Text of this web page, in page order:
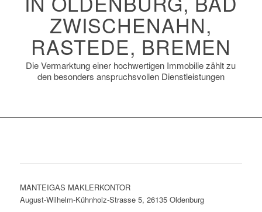
ZWISCHENAHN,
RASTEDE, BREMEN
Die Vermarktung einer hochwertigen Immobilie zählt zu
den besonders anspruchsvollen Dienstleistungen
MANTEIGAS MAKLERKONTOR
August-Wilhelm-Kühnholz-Strasse 5, 26135 Oldenburg